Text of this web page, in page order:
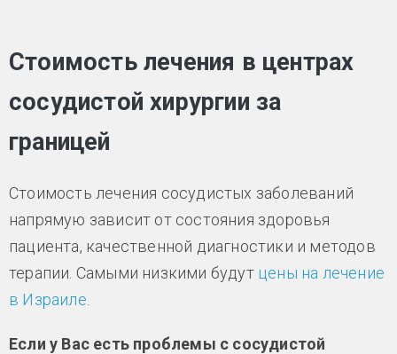
Стоимость лечения в центрах
сосудистой хирургии за
границей
Стоимость лечения сосудистых заболеваний
напрямую зависит от состояния здоровья
пациента, качественной диагностики и методов
терапии. Самыми низкими будут цены на лечение
в Израиле
Если у Вас есть проблемы с сосудистой